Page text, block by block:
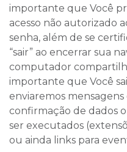
importante que Você
acesso não autorizado
senha, além de se
“sair” ao encerrar sua
computador
importante que Você
enviaremos
confirmação de dados
ser executados
ou ainda links para